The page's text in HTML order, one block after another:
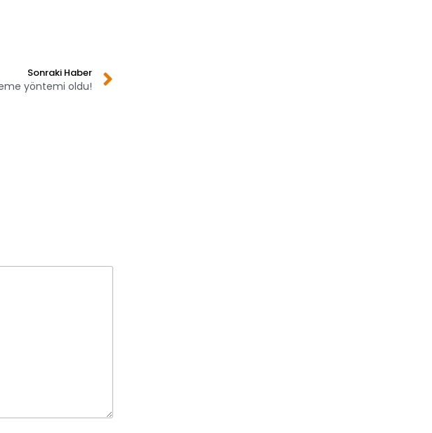
Sonraki Haber
yöntemi oldu!